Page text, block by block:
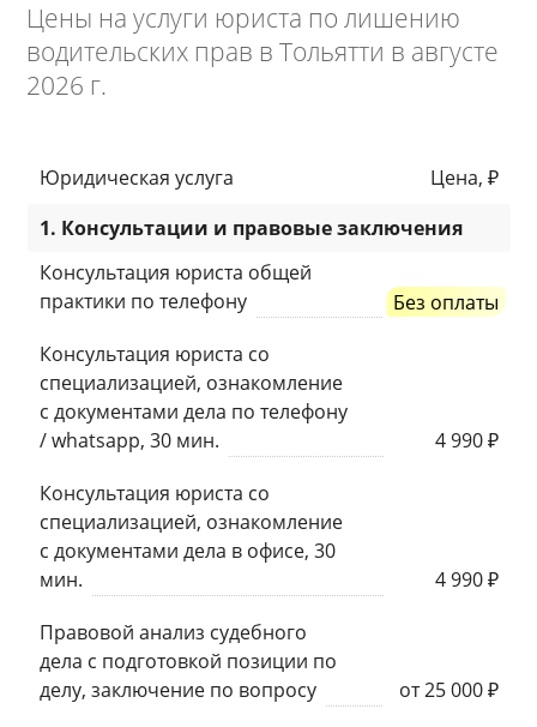
Цены на услуги юриста по лишению
водительских прав в Тольятти в августе
2026 г.
Юридическая услуга
Цена, ₽
1. Консультации и правовые заключения
Консультация юриста общей
практики по телефону
Без оплаты
Консультация юриста со
специализацией, ознакомление
с документами дела по телефону
/ whatsapp, 30 мин.
4 990 ₽
Консультация юриста со
специализацией, ознакомление
с документами дела в офисе, 30
мин.
4 990 ₽
Правовой анализ судебного
дела с подготовкой позиции по
делу, заключение по вопросу
от 25 000 ₽